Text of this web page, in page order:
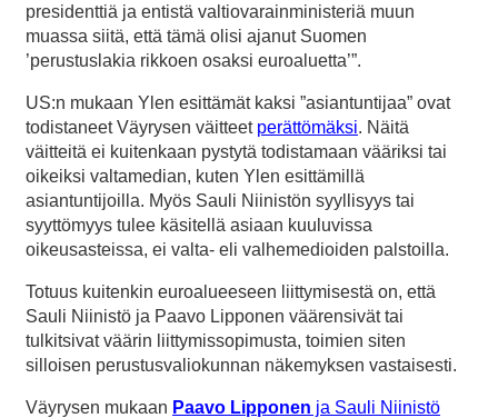
presidenttiä ja entistä valtiovarainministeriä muun
muassa siitä, että tämä olisi ajanut Suomen
’perustuslakia rikkoen osaksi euroaluetta’”.
US:n mukaan Ylen esittämät kaksi ”asiantuntijaa” ovat
todistaneet Väyrysen väitteet perättömäksi. Näitä
väitteitä ei kuitenkaan pystytä todistamaan vääriksi tai
oikeiksi valtamedian, kuten Ylen esittämillä
asiantuntijoilla. Myös Sauli Niinistön syyllisyys tai
syyttömyys tulee käsitellä asiaan kuuluvissa
oikeusasteissa, ei valta- eli valhemedioiden palstoilla.
Totuus kuitenkin euroalueeseen liittymisestä on, että
Sauli Niinistö ja Paavo Lipponen väärensivät tai
tulkitsivat väärin liittymissopimusta, toimien siten
silloisen perustusvaliokunnan näkemyksen vastaisesti.
Väyrysen mukaan Paavo Lipponen ja Sauli Niinistö